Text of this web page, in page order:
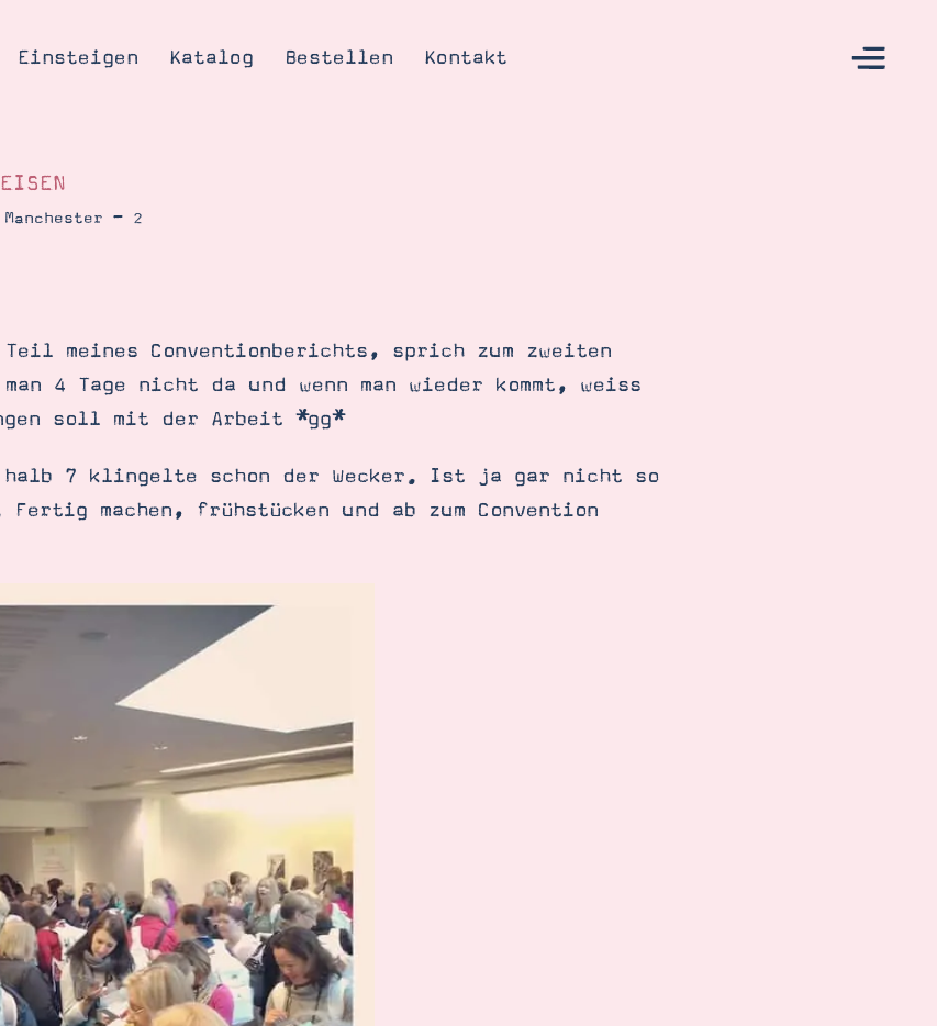
Einsteigen Katalog Bestellen Kontakt
Up!
SUCHE
– 2
Teil meines Conventionberichts, sprich zum zweiten
4 Tage nicht da und wenn man wieder kommt, weiss
soll mit der Arbeit *gg*
7 klingelte schon der Wecker. Ist ja gar nicht so
machen, frühstücken und ab zum Convention